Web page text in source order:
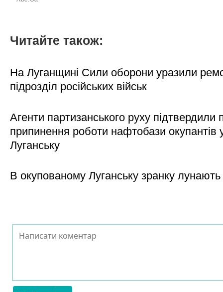
Читайте також:
На Луганщині Сили оборони уразили
підрозділ російських військ
Агенти партизанського руху підтвердили
припинення роботи нафтобази окупантів
Луганську
В окупованому Луганську зранку